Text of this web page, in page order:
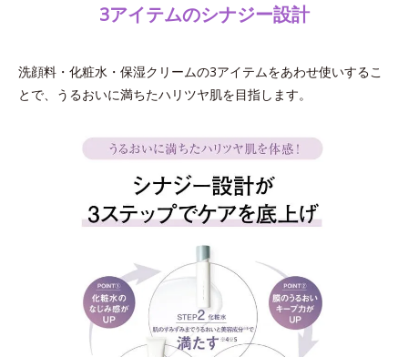
3アイテムのシナジー設計
洗顔料・化粧水・保湿クリームの3アイテムをあわせ使いするこ
とで、うるおいに満ちたハリツヤ肌を目指します。